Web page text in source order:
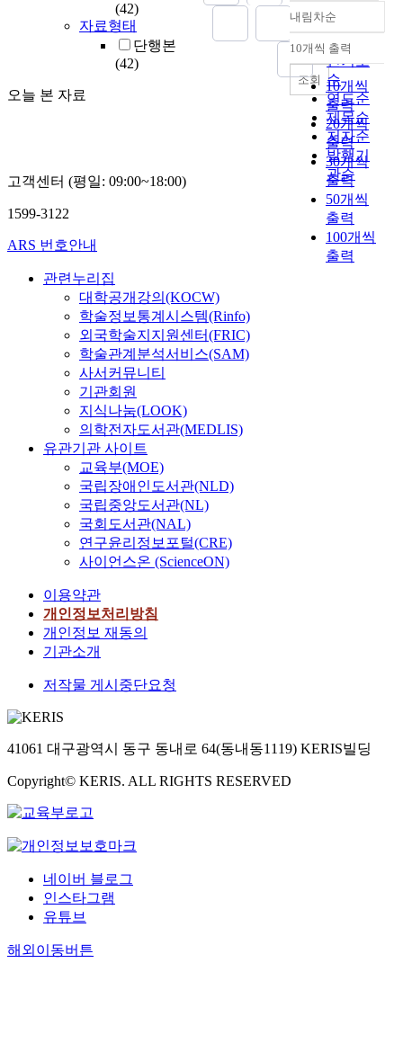
(42)
자료형태
단행본
(42)
오늘 본 자료
정확도
순
인기도
순
연도순
제목순
저자순
발행기
관순
내림차순
내림차순
10개씩 출력
10개씩
출력
20개씩
출력
30개씩
출력
50개씩
출력
100개씩
출력
조회
고객센터 (평일: 09:00~18:00)
1599-3122
ARS 번호안내
관련누리집
대학공개강의(KOCW)
학술정보통계시스템(Rinfo)
외국학술지지원센터(FRIC)
학술관계분석서비스(SAM)
사서커뮤니티
기관회원
지식나눔(LOOK)
의학전자도서관(MEDLIS)
유관기관 사이트
교육부(MOE)
국립장애인도서관(NLD)
국립중앙도서관(NL)
국회도서관(NAL)
연구윤리정보포털(CRE)
사이언스온 (ScienceON)
이용약관
개인정보처리방침
개인정보 재동의
기관소개
저작물 게시중단요청
41061 대구광역시 동구 동내로 64(동내동1119) KERIS빌딩
Copyright© KERIS. ALL RIGHTS RESERVED
네이버 블로그
인스타그램
유튜브
해외이동버튼